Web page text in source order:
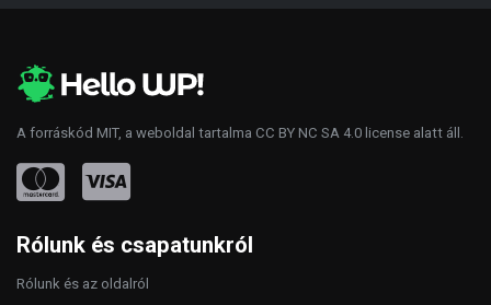
A forráskód MIT, a weboldal tartalma CC BY NC SA 4.0 license alatt áll.
Rólunk és csapatunkról
Rólunk és az oldalról